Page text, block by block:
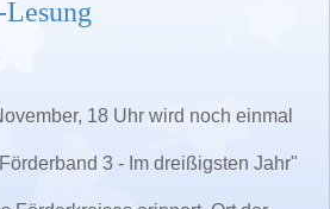
18 Uhr wird noch einmal
3 - Im dreißigsten Jahr"